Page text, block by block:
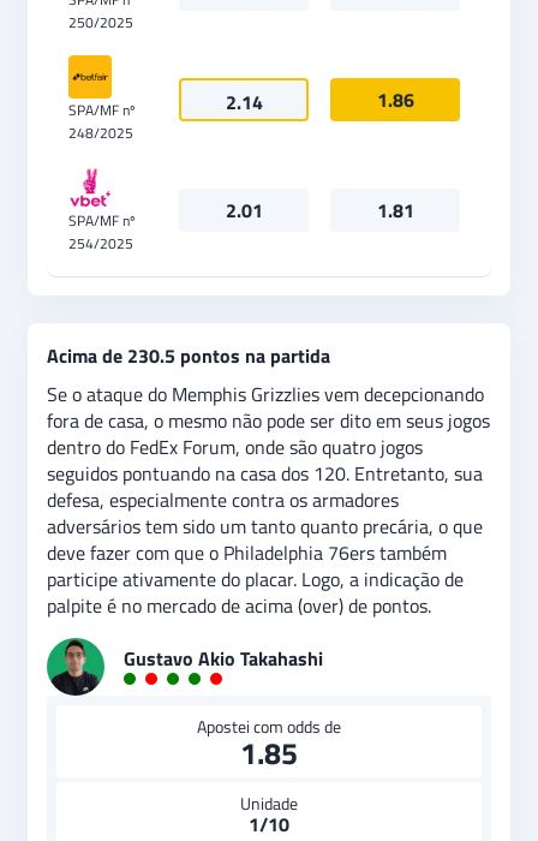
250/2025
SPA/MF nº
248/2025
2.14 1.86
SPA/MF nº
254/2025
2.01 1.81
Acima de 230.5 pontos na partida
Se o ataque do Memphis Grizzlies vem decepcionando
fora de casa, o mesmo não pode ser dito em seus jogos
dentro do FedEx Forum, onde são quatro jogos
seguidos pontuando na casa dos 120. Entretanto, sua
defesa, especialmente contra os armadores
adversários tem sido um tanto quanto precária, o que
deve fazer com que o Philadelphia 76ers também
participe ativamente do placar. Logo, a indicação de
palpite é no mercado de acima (over) de pontos.
Gustavo Akio Takahashi
Apostei com odds de
1.85
Unidade
1/10